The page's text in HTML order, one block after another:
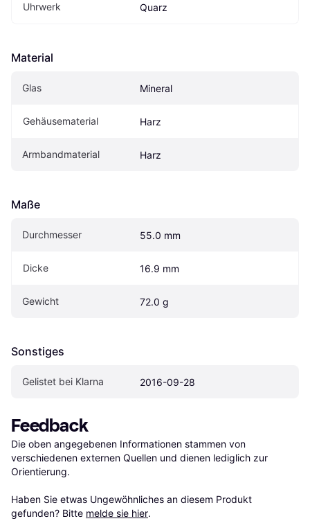
Uhrwerk Quarz
Material
Glas Mineral
Gehäusematerial Harz
Armbandmaterial Harz
Maße
Durchmesser 55.0 mm
Dicke 16.9 mm
Gewicht 72.0 g
Sonstiges
Gelistet bei Klarna 2016-09-28
Feedback
Die oben angegebenen Informationen stammen von
verschiedenen externen Quellen und dienen lediglich zur
Orientierung.
Haben Sie etwas Ungewöhnliches an diesem Produkt
gefunden? Bitte melde sie hier.